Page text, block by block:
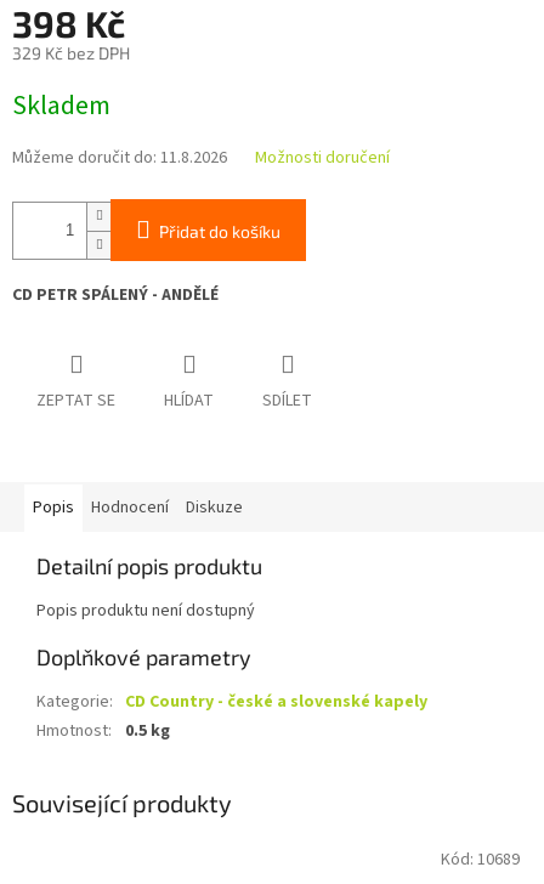
398 Kč
329 Kč bez DPH
cena:
Skladem
Můžeme doručit do: 11.8.2026 Možnosti doručení
Přidat do košíku
CD PETR SPÁLENÝ - ANDĚLÉ
ZEPTAT SE HLÍDAT SDÍLET
Popis Hodnocení Diskuze
Detailní popis produktu
Popis produktu není dostupný
Doplňkové parametry
Kategorie: CD Country - české a slovenské kapely
Hmotnost: 0.5 kg
Související produkty
Kód: 10689